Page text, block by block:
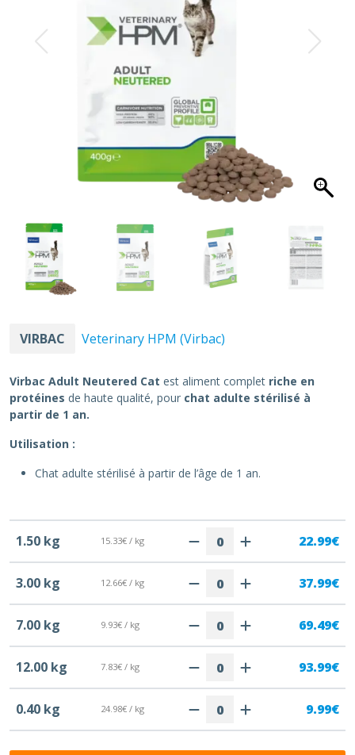
VIRBAC Veterinary HPM (Virbac)
Virbac Adult Neutered Cat est aliment complet riche en
protéines de haute qualité, pour chat adulte stérilisé à
partir de 1 an.
Utilisation :
Chat adulte stérilisé à partir de l’âge de 1 an.
1.50 kg 15.33€ / kg 22.99€
3.00 kg 12.66€ / kg 37.99€
7.00 kg 9.93€ / kg 69.49€
12.00 kg 7.83€ / kg 93.99€
0.40 kg 24.98€ / kg 9.99€